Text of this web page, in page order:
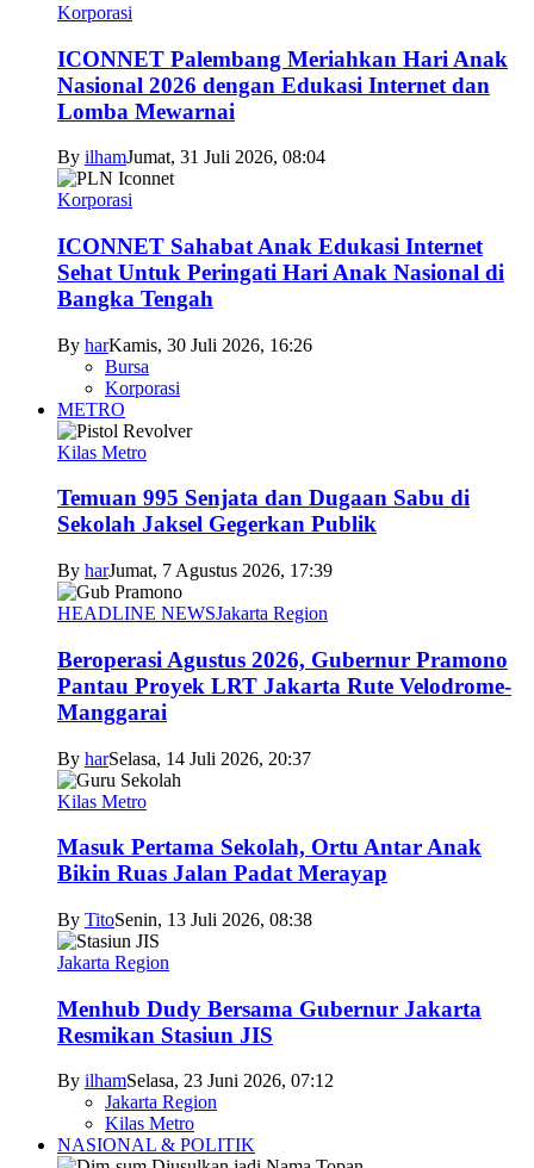
Korporasi
ICONNET Palembang Meriahkan Hari Anak
Nasional 2026 dengan Edukasi Internet dan
Lomba Mewarnai
By ilhamJumat, 31 Juli 2026, 08:04
Korporasi
ICONNET Sahabat Anak Edukasi Internet
Sehat Untuk Peringati Hari Anak Nasional di
Bangka Tengah
By harKamis, 30 Juli 2026, 16:26
Bursa
Korporasi
METRO
Kilas Metro
Temuan 995 Senjata dan Dugaan Sabu di
Sekolah Jaksel Gegerkan Publik
By harJumat, 7 Agustus 2026, 17:39
HEADLINE NEWSJakarta Region
Beroperasi Agustus 2026, Gubernur Pramono
Pantau Proyek LRT Jakarta Rute Velodrome-
Manggarai
By harSelasa, 14 Juli 2026, 20:37
Kilas Metro
Masuk Pertama Sekolah, Ortu Antar Anak
Bikin Ruas Jalan Padat Merayap
By TitoSenin, 13 Juli 2026, 08:38
Jakarta Region
Menhub Dudy Bersama Gubernur Jakarta
Resmikan Stasiun JIS
By ilhamSelasa, 23 Juni 2026, 07:12
Jakarta Region
Kilas Metro
NASIONAL & POLITIK